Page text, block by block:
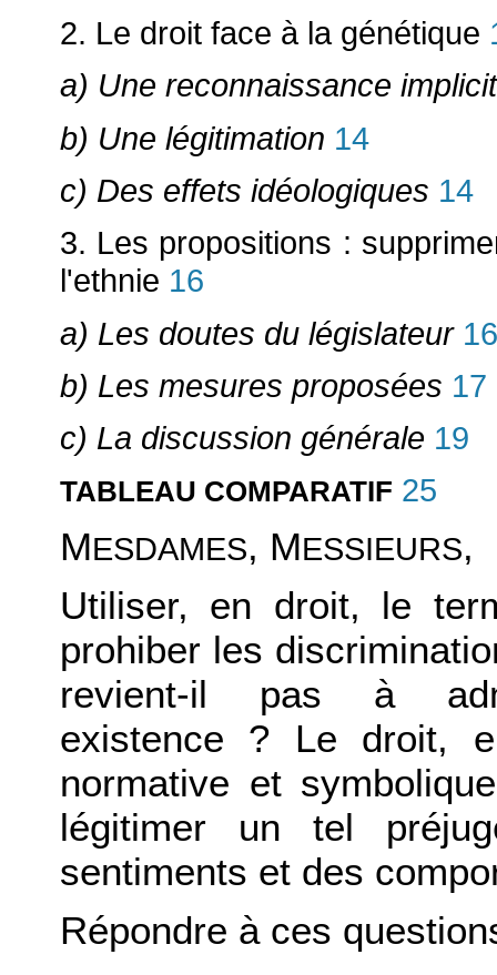
2. Le droit face à la génétique
a) Une reconnaissance
b) Une légitimation 14
c) Des effets idéologiques 14
3. Les propositions :
l'ethnie 16
a) Les doutes du législateur 16
b) Les mesures proposées 17
c) La discussion générale 19
TABLEAU COMPARATIF 25
MESDAMES, MESSIEURS,
Utiliser, en droit, le
prohiber les
revient-il pas à
existence ? Le droit,
normative et
légitimer un tel
sentiments et des
Répondre à ces